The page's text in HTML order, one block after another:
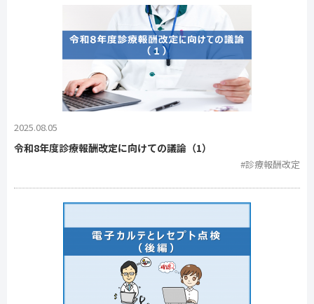
2025.08.05
令和8年度診療報酬改定に向けての議論（1）
#診療報酬改定